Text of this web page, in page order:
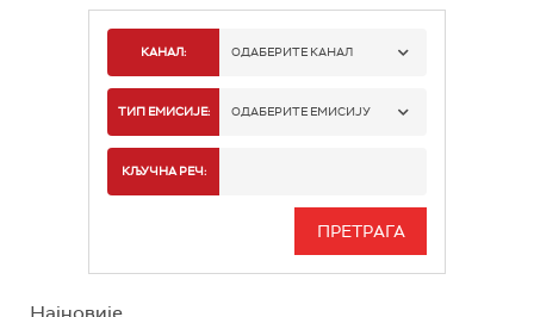
КАНАЛ: ОДАБЕРИТЕ КАНАЛ
РАДИО БЕОГРАД 1
РАДИО БЕОГРАД 3
ТИП ЕМИСИЈЕ: ОДАБЕРИТЕ ЕМИСИЈУ
ИНФО
КЉУЧНА РЕЧ: